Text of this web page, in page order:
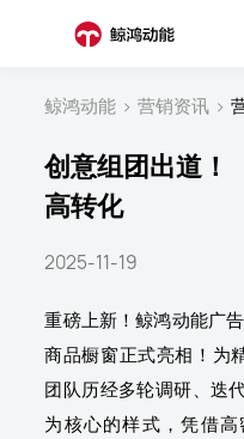
鲸鸿动能 > 营销资讯 >
创意组团出道！
高转化
2025-11-19
重磅上新！鲸鸿动能广
商品橱窗正式亮相！为
团队历经多轮调研、迭
为核心的样式，凭借